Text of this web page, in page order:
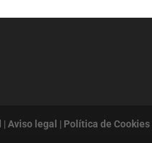
|Aviso legal | Política de Cookies